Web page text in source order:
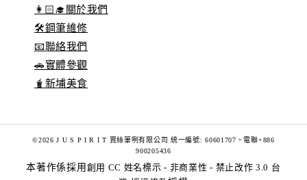
👩🏻‍🎓關於我們
🛠️鋼筆維修
📧聯絡我們
🚗實體參觀
🧋新埔美食
©2026 J U S P I R I T 賈絲筆咧有限公司 統一編號: 60601707。電聯+886
900205436
本著作係採用 創用 CC 姓名標示 - 非商業性 - 禁止改作 3.0 台